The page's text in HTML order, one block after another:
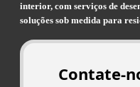
interior, com serviços de
soluções sob medida para
Contate-